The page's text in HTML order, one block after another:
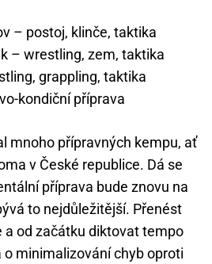
– postoj, klinče, taktika
– wrestling, zem, taktika
grappling, taktika
kondiční příprava
mnoho přípravných kempu, ať
v České republice. Dá se
příprava bude znovu na
to nejdůležitější. Přenést
a od začátku diktovat tempo
o minimalizování chyb oproti